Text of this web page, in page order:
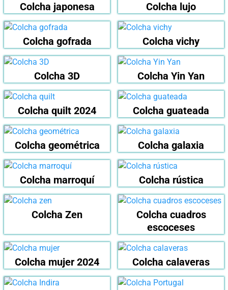
Colcha japonesa Colcha lujo
Colcha gofrada Colcha vichy
Colcha 3D Colcha Yin Yan
Colcha quilt 2024 Colcha guateada
Colcha geométrica Colcha galaxia
Colcha marroquí Colcha rústica
Colcha Zen
Colcha cuadros
escoceses
Colcha mujer 2024 Colcha calaveras